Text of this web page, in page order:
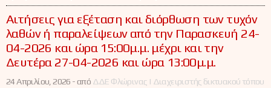
Αιτήσεις για εξέταση και διόρθωση των τυχόν
λαθών ή παραλείψεων από την Παρασκευή 24-
04-2026 και ώρα 15:00μ.μ. μέχρι και την
Δευτέρα 27-04-2026 και ώρα 13:00μ.μ.
24 Απριλίου, 2026 -από ΔΔΕ Φλώρινας | Διαχειριστής δικτυακού τόπου